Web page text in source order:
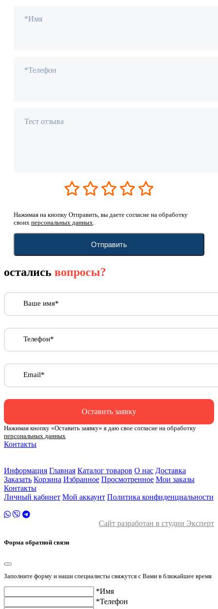
*Имя
*Телефон
Тест отзыва
Нажимая на кнопку Отправить, вы даете согласие на обработку
своих персональных данных.
Отправить
остались вопросы?
Ваше имя*
Телефон*
Email*
Оставить заявку
Нажимая кнопку «Оставить заявку» я даю свое согласие на обработку
персональных данных
Контакты
Информация Главная Каталог товаров О нас Доставка
Заказать Корзина Избранное Просмотренное Мои заказы
Контакты
Личный кабинет Мой аккаунт Политика конфиденциальности
Сайт разработан в студии Эксперт
Форма обратной связи
Заполните форму и наши специалисты свяжутся с Вами в ближайшее время
*Имя
*Телефон